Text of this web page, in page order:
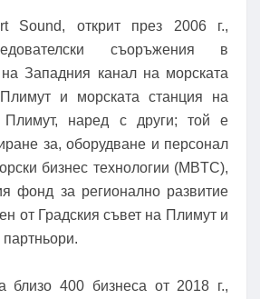
Sound, открит през 2006 г.,
съоръжения в
на Западния канал на морската
и морската станция на
Плимут, наред с други; той е
за, оборудване и персонал
бизнес технологии (MBTC),
фонд за регионално развитие
от Градския съвет на Плимут и
партньори.
близо 400 бизнеса от 2018 г.,